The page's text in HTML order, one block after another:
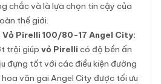
chắc và là lựa chọn tin cậy của
thế giới.
Pirelli 100/80-17 Angel City:
trội giúp vỏ Pirelli có độ bền ấn
đựng tốt với các điều kiện đường
văn gai Angel City được tối ưu